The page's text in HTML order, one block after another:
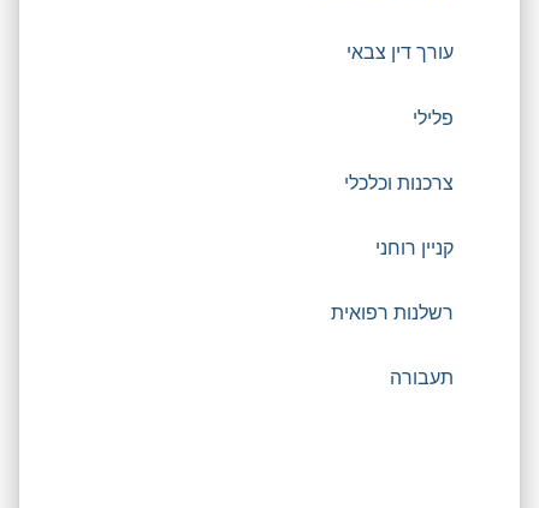
עורך דין צבאי
פלילי
צרכנות וכלכלי
קניין רוחני
רשלנות רפואית
תעבורה